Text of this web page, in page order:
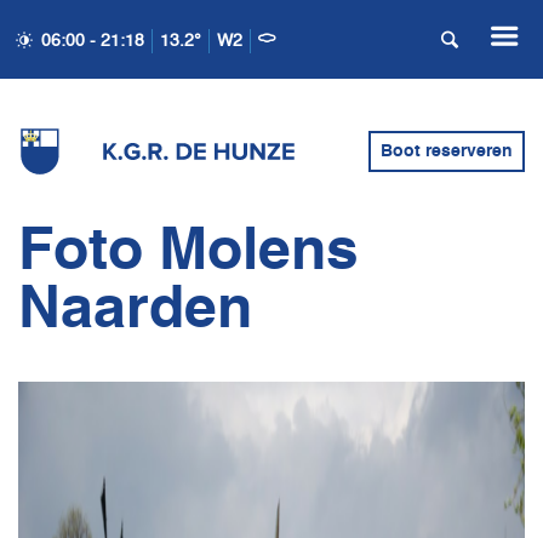
06:00 - 21:18 13.2° W2
Boot reserveren
Foto Molens
Naarden